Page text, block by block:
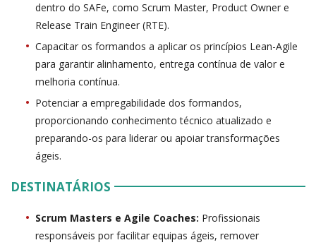
dentro do SAFe, como Scrum Master, Product Owner e
Release Train Engineer (RTE).
Capacitar os formandos a aplicar os princípios Lean-Agile
para garantir alinhamento, entrega contínua de valor e
melhoria contínua.
Potenciar a empregabilidade dos formandos,
proporcionando conhecimento técnico atualizado e
preparando-os para liderar ou apoiar transformações
ágeis.
DESTINATÁRIOS
Scrum Masters e Agile Coaches: Profissionais
responsáveis por facilitar equipas ágeis, remover